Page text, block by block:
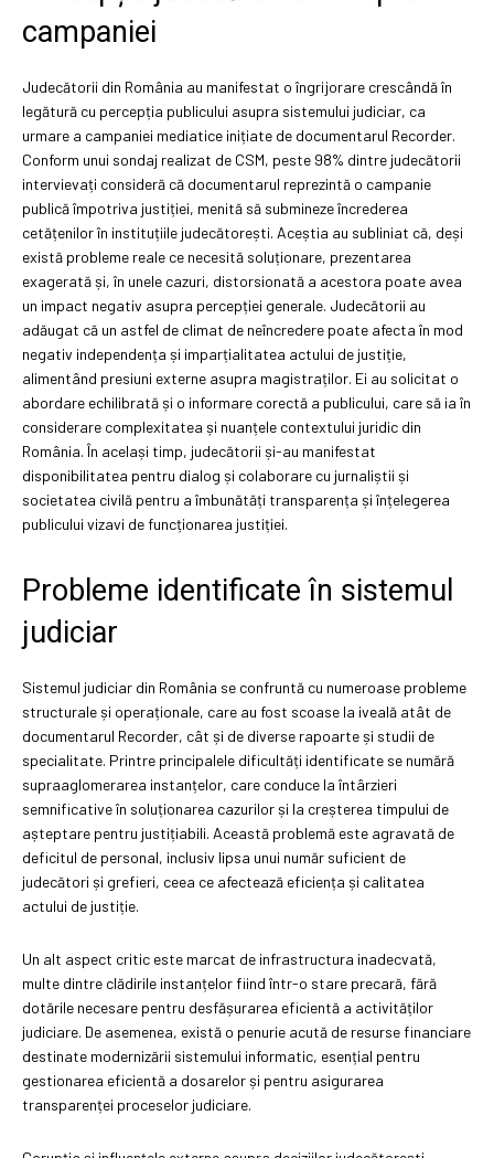
campaniei
Judecătorii din România au manifestat o îngrijorare crescândă în
legătură cu percepția publicului asupra sistemului judiciar, ca
urmare a campaniei mediatice inițiate de documentarul Recorder.
Conform unui sondaj realizat de CSM, peste 98% dintre judecătorii
intervievați consideră că documentarul reprezintă o campanie
publică împotriva justiției, menită să submineze încrederea
cetățenilor în instituțiile judecătorești. Aceștia au subliniat că, deși
există probleme reale ce necesită soluționare, prezentarea
exagerată și, în unele cazuri, distorsionată a acestora poate avea
un impact negativ asupra percepției generale. Judecătorii au
adăugat că un astfel de climat de neîncredere poate afecta în mod
negativ independența și imparțialitatea actului de justiție,
alimentând presiuni externe asupra magistraților. Ei au solicitat o
abordare echilibrată și o informare corectă a publicului, care să ia în
considerare complexitatea și nuanțele contextului juridic din
România. În același timp, judecătorii și-au manifestat
disponibilitatea pentru dialog și colaborare cu jurnaliștii și
societatea civilă pentru a îmbunătăți transparența și înțelegerea
publicului vizavi de funcționarea justiției.
Probleme identificate în sistemul
judiciar
Sistemul judiciar din România se confruntă cu numeroase probleme
structurale și operaționale, care au fost scoase la iveală atât de
documentarul Recorder, cât și de diverse rapoarte și studii de
specialitate. Printre principalele dificultăți identificate se numără
supraaglomerarea instanțelor, care conduce la întârzieri
semnificative în soluționarea cazurilor și la creșterea timpului de
așteptare pentru justițiabili. Această problemă este agravată de
deficitul de personal, inclusiv lipsa unui număr suficient de
judecători și grefieri, ceea ce afectează eficiența și calitatea
actului de justiție.
Un alt aspect critic este marcat de infrastructura inadecvată,
multe dintre clădirile instanțelor fiind într-o stare precară, fără
dotările necesare pentru desfășurarea eficientă a activităților
judiciare. De asemenea, există o penurie acută de resurse financiare
destinate modernizării sistemului informatic, esențial pentru
gestionarea eficientă a dosarelor și pentru asigurarea
transparenței proceselor judiciare.